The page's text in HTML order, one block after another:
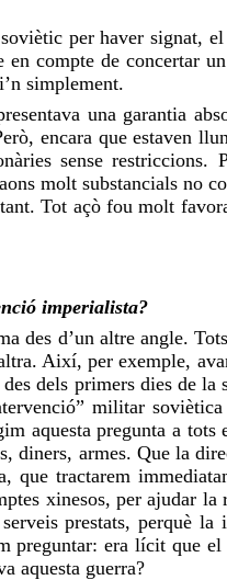
per haver signat,
compte de concertar
simplement.
una garantia
encara que estaven
sense
molt substancials no
Tot açò fou molt
imperialista?
d’un altre angle.
Així, per exemple,
dels primers dies de
militar
aquesta pregunta a
diners, armes. Que la
tractarem
xinesos, per ajudar
prestats, perquè
preguntar: era lícit que
aquesta guerra?